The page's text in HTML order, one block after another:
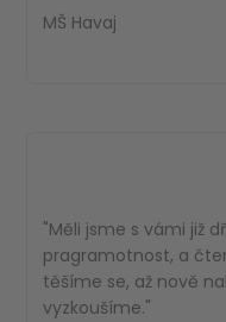
MŠ Havaj
"Měli jsme s vámi již
pragramotnost, a
těšíme se, až nově
vyzkoušíme."